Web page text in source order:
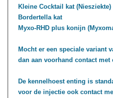
Kleine Cocktail kat (Niesziekte)
Bordertella kat
Myxo-RHD plus konijn
Mocht er een speciale variant
dan aan voorhand contact met
De kennelhoest enting is
voor de injectie ook contact